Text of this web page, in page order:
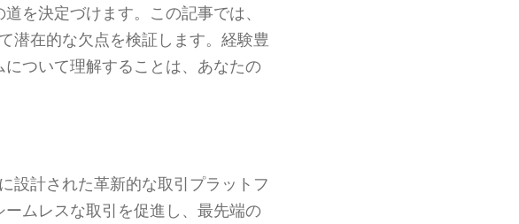
を決定づけます。この記事では、
潜在的な欠点を検証します。経験豊
ついて理解することは、あなたの
設計された革新的な取引プラットフ
ムレスな取引を促進し、最先端の